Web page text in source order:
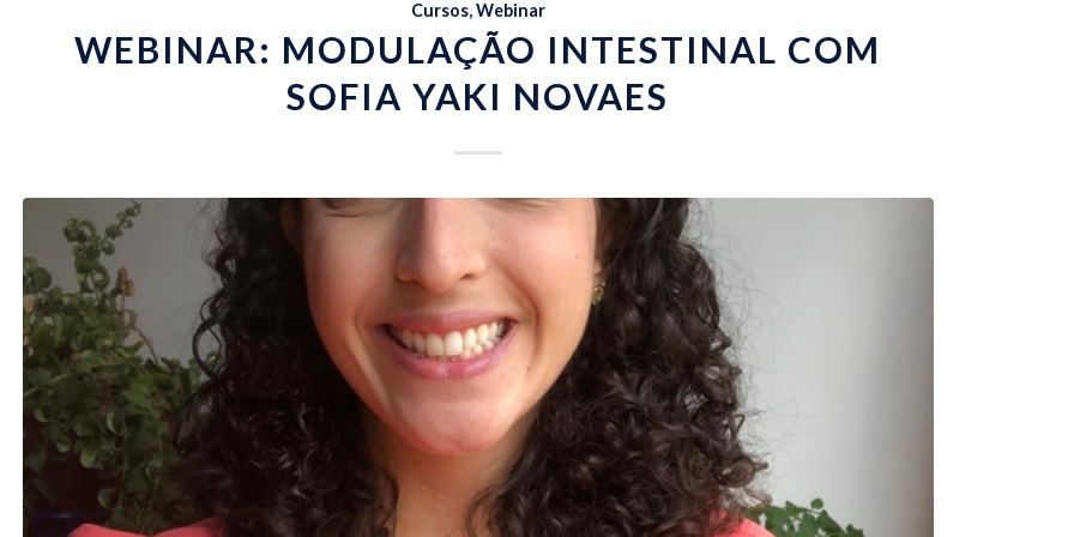
Cursos,Webinar
WEBINAR: MODULAÇÃO INTESTINAL COM
SOFIA YAKI NOVAES